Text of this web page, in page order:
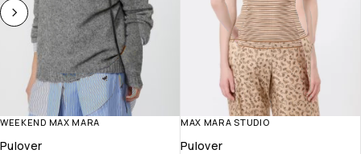
WEEKEND MAX MARA
Pulover
MAX MARA STUDIO
Pulover